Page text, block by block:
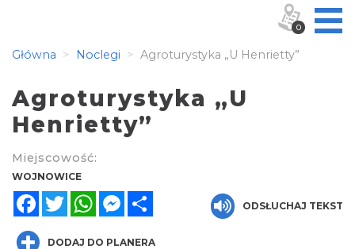
Główna Noclegi Agroturystyka „U Henrietty”
Agroturystyka „U
Henrietty”
Miejscowość:
WOJNOWICE
FacebookTwitterWhatsAppMessenger
ODSŁUCHAJ TEKST
DODAJ DO PLANERA
0